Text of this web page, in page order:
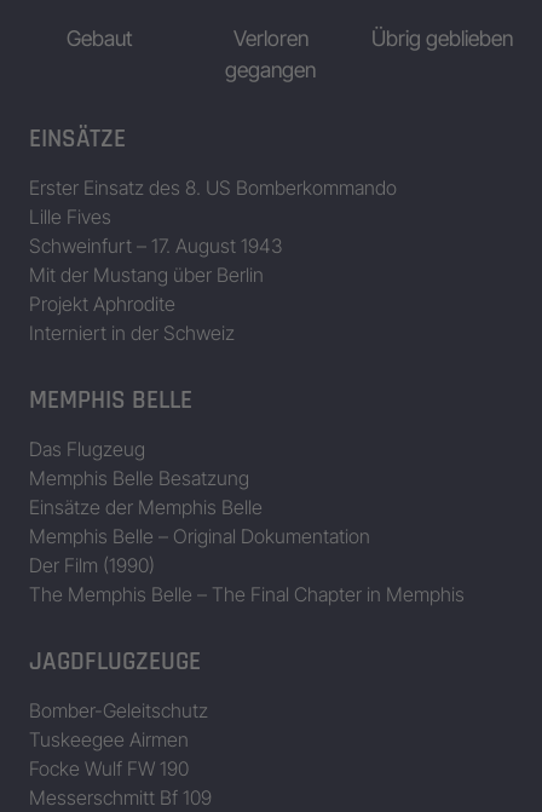
Gebaut
Verloren
gegangen
Übrig geblieben
EINSÄTZE
Erster Einsatz des 8. US Bomberkommando
Lille Fives
Schweinfurt – 17. August 1943
Mit der Mustang über Berlin
Projekt Aphrodite
Interniert in der Schweiz
MEMPHIS BELLE
Das Flugzeug
Memphis Belle Besatzung
Einsätze der Memphis Belle
Memphis Belle – Original Dokumentation
Der Film (1990)
The Memphis Belle – The Final Chapter in Memphis
JAGDFLUGZEUGE
Bomber-Geleitschutz
Tuskeegee Airmen
Focke Wulf FW 190
Messerschmitt Bf 109